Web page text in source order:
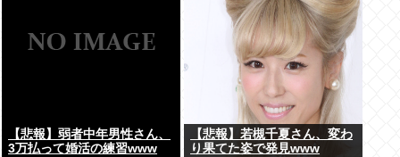
【悲報】弱者中年男性さん、
3万払って婚活の練習www
【悲報】若槻千夏さん、変わ
り果てた姿で発見www